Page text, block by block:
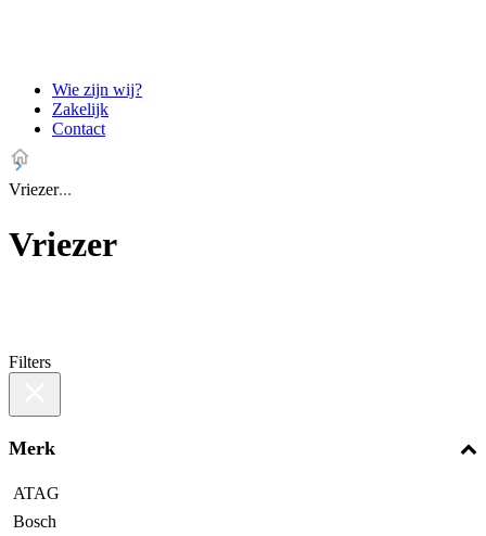
Wie zijn wij?
Zakelijk
Contact
Vriezer
Vriezer
Filters
Merk
ATAG
Bosch